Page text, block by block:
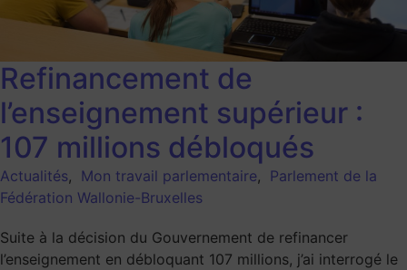
Refinancement de
l’enseignement supérieur :
107 millions débloqués
Actualités, Mon travail parlementaire, Parlement de la
Fédération Wallonie-Bruxelles
Suite à la décision du Gouvernement de refinancer
l’enseignement en débloquant 107 millions, j’ai interrogé le